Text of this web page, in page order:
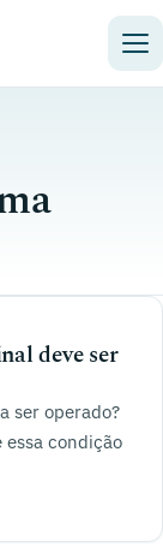
deve ser
ser operado?
essa condição